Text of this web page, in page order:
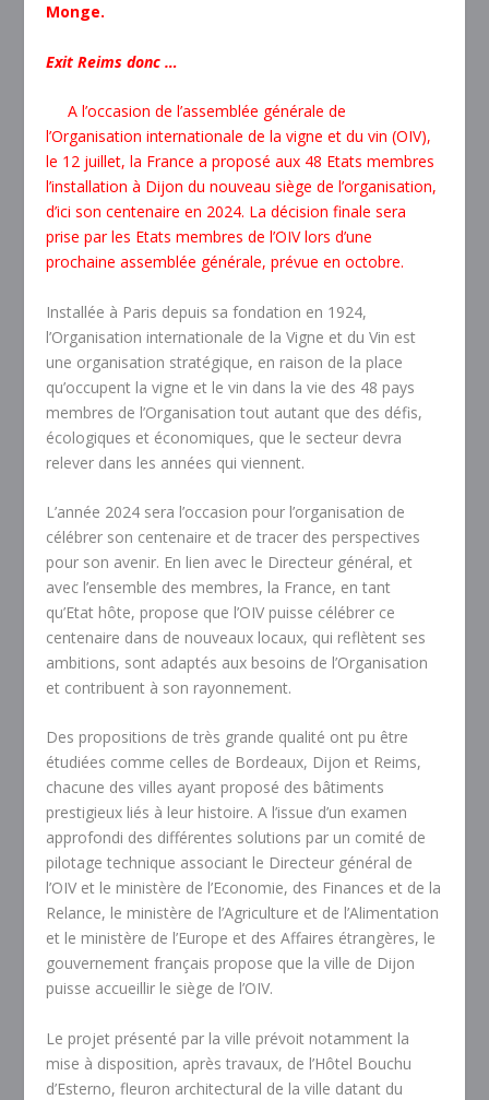
Monge.
Exit Reims donc …
A l’occasion de l’assemblée générale de
l’Organisation internationale de la vigne et du vin (OIV),
le 12 juillet, la France a proposé aux 48 Etats membres
l’installation à Dijon du nouveau siège de l’organisation,
d’ici son centenaire en 2024. La décision finale sera
prise par les Etats membres de l’OIV lors d’une
prochaine assemblée générale, prévue en octobre.
Installée à Paris depuis sa fondation en 1924,
l’Organisation internationale de la Vigne et du Vin est
une organisation stratégique, en raison de la place
qu’occupent la vigne et le vin dans la vie des 48 pays
membres de l’Organisation tout autant que des défis,
écologiques et économiques, que le secteur devra
relever dans les années qui viennent.
L’année 2024 sera l’occasion pour l’organisation de
célébrer son centenaire et de tracer des perspectives
pour son avenir. En lien avec le Directeur général, et
avec l’ensemble des membres, la France, en tant
qu’Etat hôte, propose que l’OIV puisse célébrer ce
centenaire dans de nouveaux locaux, qui reflètent ses
ambitions, sont adaptés aux besoins de l’Organisation
et contribuent à son rayonnement.
Des propositions de très grande qualité ont pu être
étudiées comme celles de Bordeaux, Dijon et Reims,
chacune des villes ayant proposé des bâtiments
prestigieux liés à leur histoire. A l’issue d’un examen
approfondi des différentes solutions par un comité de
pilotage technique associant le Directeur général de
l’OIV et le ministère de l’Economie, des Finances et de la
Relance, le ministère de l’Agriculture et de l’Alimentation
et le ministère de l’Europe et des Affaires étrangères, le
gouvernement français propose que la ville de Dijon
puisse accueillir le siège de l’OIV.
Le projet présenté par la ville prévoit notamment la
mise à disposition, après travaux, de l’Hôtel Bouchu
d’Esterno, fleuron architectural de la ville datant du